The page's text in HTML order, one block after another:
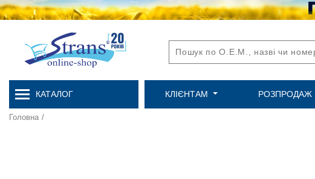
КАТАЛОГ КЛІЄНТАМ РОЗПРОДАЖ
Головна /